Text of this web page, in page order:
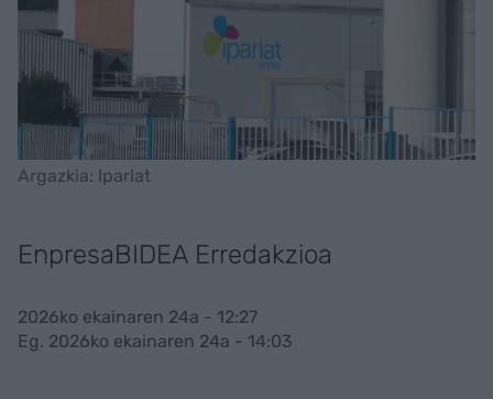
Argazkia: Iparlat
EnpresaBIDEA Erredakzioa
2026ko ekainaren 24a - 12:27
Eg. 2026ko ekainaren 24a - 14:03